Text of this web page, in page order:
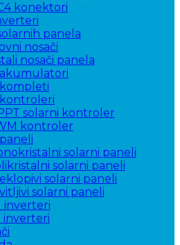
konektori
panela
nosači
nosači panela
solarni kontroler
kontroler
solarni paneli
solarni paneli
solarni paneli
solarni paneli
inverteri
inverteri